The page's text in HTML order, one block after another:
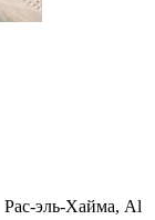
Pac-эль-Хайма, Al